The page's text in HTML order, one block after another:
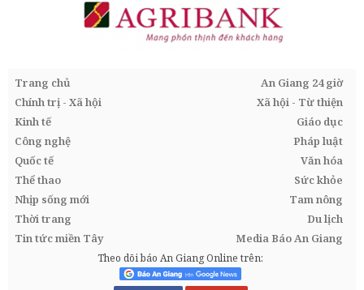
Trang chủ
An Giang 24 giờ
Chính trị - Xã hội
Xã hội - Từ thiện
Kinh tế
Giáo dục
Công nghệ
Pháp luật
Quốc tế
Văn hóa
Thể thao
Sức khỏe
Nhịp sống mới
Tam nông
Thời trang
Du lịch
Tin tức miền Tây
Media Báo An Giang
Theo dõi báo An Giang Online trên: